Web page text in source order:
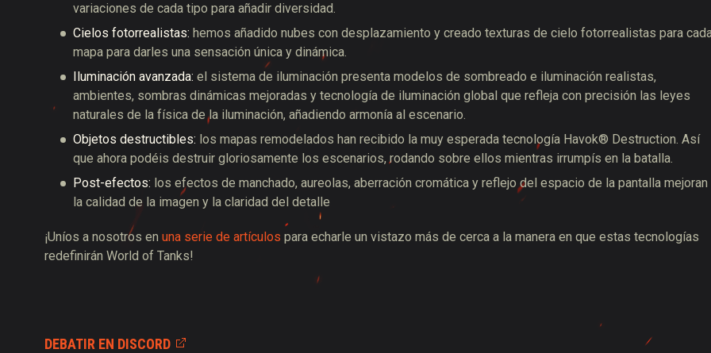
variaciones de cada tipo para añadir diversidad.
Cielos fotorrealistas: hemos añadido nubes con desplazamiento y creado texturas de cielo fotorrealistas para
mapa para darles una sensación única y dinámica.
Iluminación avanzada: el sistema de iluminación presenta modelos de sombreado e iluminación realistas,
ambientes, sombras dinámicas mejoradas y tecnología de iluminación global que refleja con precisión las leyes
naturales de la física de la iluminación, añadiendo armonía al escenario.
Objetos destructibles: los mapas remodelados han recibido la muy esperada tecnología Havok® Destruction. Así
que ahora podéis destruir gloriosamente los escenarios, rodando sobre ellos mientras irrumpís en la batalla.
Post-efectos: los efectos de manchado, aureolas, aberración cromática y reflejo del espacio de la pantalla mejoran
la calidad de la imagen y la claridad del detalle
¡Uníos a nosotros en una serie de artículos para echarle un vistazo más de cerca a la manera en que estas tecnologías
redefinirán World of Tanks!
DEBATIR EN DISCORD